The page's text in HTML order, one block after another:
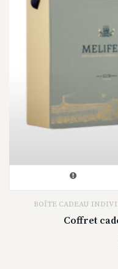
BOÎTE CADEAU
Coffret